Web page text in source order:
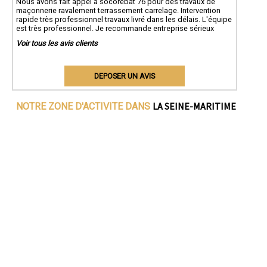
maçonnerie ravalement terrassement carrelage. Intervention
rapide très professionnel travaux livré dans les délais. L'équipe
est très professionnel. Je recommande entreprise sérieux
Voir tous les avis clients
DEPOSER UN AVIS
NOTRE ZONE D'ACTIVITE DANS LA SEINE-MARITIME